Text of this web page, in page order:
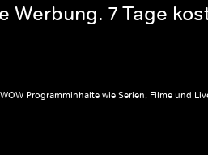
Werbung. 7 Tage
Programminhalte wie Serien, Filme und